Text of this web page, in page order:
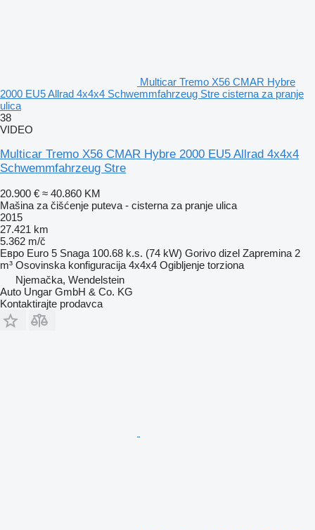
Multicar Tremo X56 CMAR Hybre
2000 EU5 Allrad 4x4x4 Schwemmfahrzeug Stre cisterna za pranje
ulica
38
VIDEO
Multicar Tremo X56 CMAR Hybre 2000 EU5 Allrad 4x4x4
Schwemmfahrzeug Stre
20.900 € ≈ 40.860 KM
Mašina za čišćenje puteva - cisterna za pranje ulica
2015
27.421 km
5.362 m/č
Евро Euro 5 Snaga 100.68 k.s. (74 kW) Gorivo dizel Zapremina 2
m³ Osovinska konfiguracija 4x4x4 Ogibljenje torziona
Njemačka, Wendelstein
Auto Ungar GmbH & Co. KG
Kontaktirajte prodavca